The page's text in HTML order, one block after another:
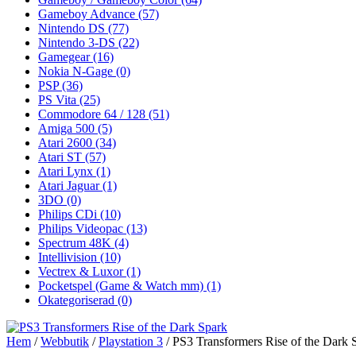
Gameboy Advance (57)
Nintendo DS (77)
Nintendo 3-DS (22)
Gamegear(16)
Nokia N-Gage (0)
PSP(36)
PS Vita (25)
Commodore 64 / 128 (51)
Amiga 500 (5)
Atari 2600 (34)
Atari ST (57)
Atari Lynx (1)
Atari Jaguar(1)
3DO (0)
Philips CDi (10)
Philips Videopac (13)
Spectrum 48K (4)
Intellivision (10)
Vectrex & Luxor(1)
Pocketspel (Game & Watch mm) (1)
Okategoriserad (0)
Hem /Webbutik /Playstation 3 / PS3 Transformers Rise of the Dark